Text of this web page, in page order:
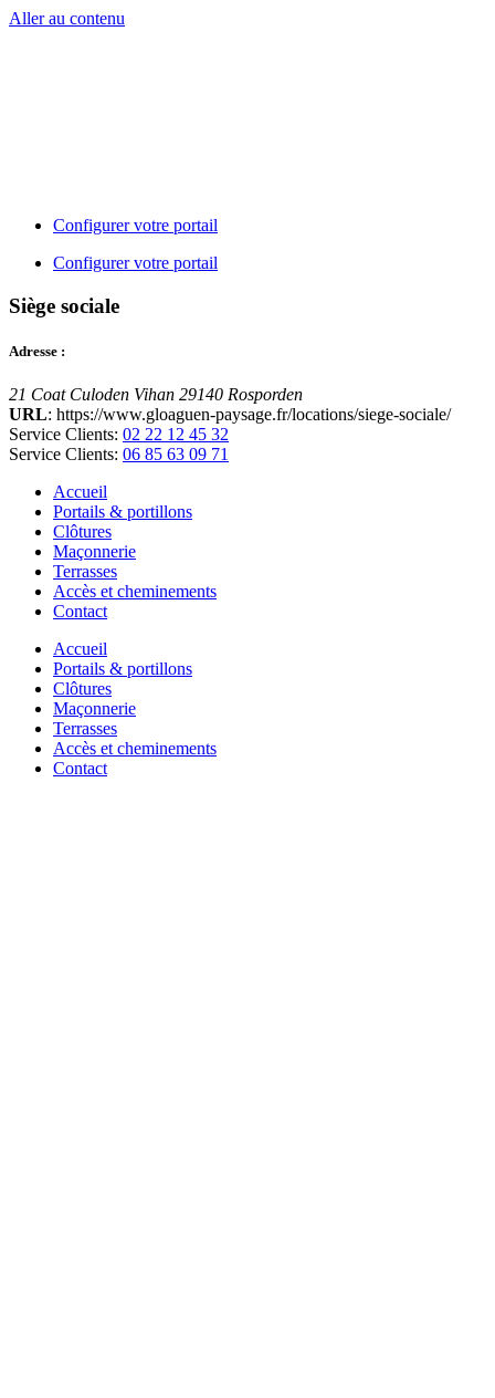
Aller au contenu
Configurer votre portail
Configurer votre portail
Siège sociale
Adresse :
21 Coat Culoden Vihan 29140 Rosporden
URL: https://www.gloaguen-paysage.fr/locations/siege-sociale/
Service Clients: 02 22 12 45 32
Service Clients: 06 85 63 09 71
Accueil
Portails & portillons
Clôtures
Maçonnerie
Terrasses
Accès et cheminements
Contact
Accueil
Portails & portillons
Clôtures
Maçonnerie
Terrasses
Accès et cheminements
Contact